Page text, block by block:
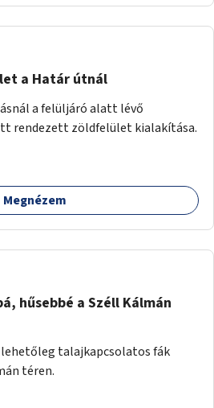
a Határ útnál
a felüljáró alatt lévő
rendezett zöldfelület kialakítása.
Megnézem
hűsebbé a Széll Kálmán
talajkapcsolatos fák
téren.